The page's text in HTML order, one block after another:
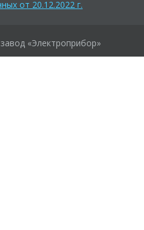
от 20.12.2022 г.
«Электроприбор»